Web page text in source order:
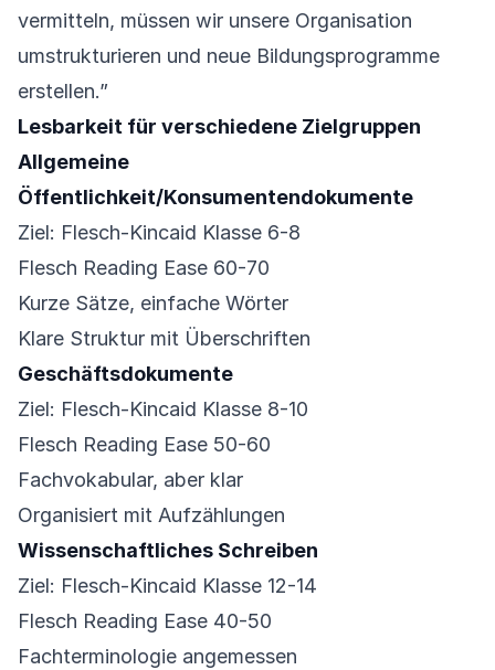
vermitteln, müssen wir unsere Organisation
umstrukturieren und neue Bildungsprogramme
erstellen.”
Lesbarkeit für verschiedene Zielgruppen
Allgemeine
Öffentlichkeit/Konsumentendokumente
Ziel: Flesch-Kincaid Klasse 6-8
Flesch Reading Ease 60-70
Kurze Sätze, einfache Wörter
Klare Struktur mit Überschriften
Geschäftsdokumente
Ziel: Flesch-Kincaid Klasse 8-10
Flesch Reading Ease 50-60
Fachvokabular, aber klar
Organisiert mit Aufzählungen
Wissenschaftliches Schreiben
Ziel: Flesch-Kincaid Klasse 12-14
Flesch Reading Ease 40-50
Fachterminologie angemessen